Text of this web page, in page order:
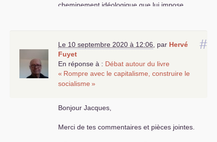
cheminement idéologique que lui impose
oublié ces leçons. Après Lénine c’est le point de
vue de Staline qui s’est imposé et c’est cette
conception qui a débouché sur la faillite de
l’URSS. Pour redémarrer, le communisme, en
tant que mouvement, ne peut continuer dans
complots en tous genres et critiquer,
partir de la crise économique qui l’a, finalement,
#
Le 10 septembre 2020 à 12:06, par Hervé
Fuyet
En réponse à : Débat autour du livre
« Rompre avec le capitalisme, construire le
socialisme »
Bonjour Jacques,
Merci de tes commentaires et pièces jointes.